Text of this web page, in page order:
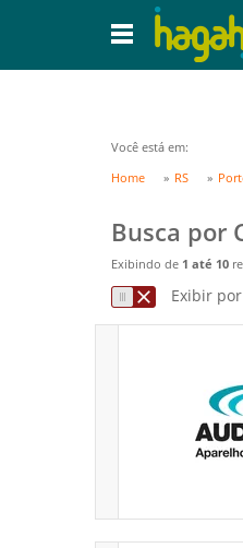
Você está em:
Home
RS
Busca por
Exibindo de 1 até 10
Exibir